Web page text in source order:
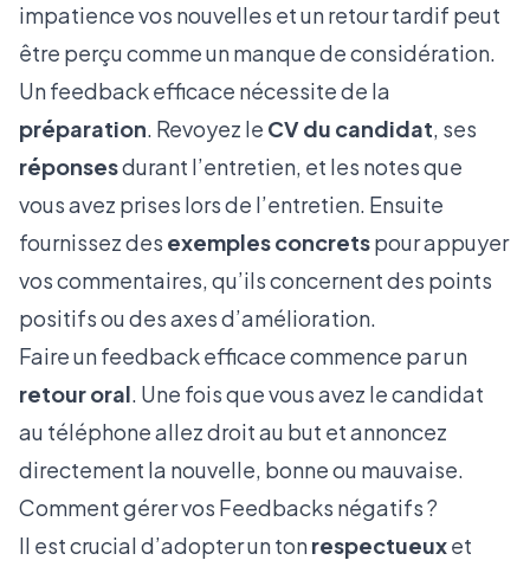
impatience vos nouvelles et un retour tardif peut
être perçu comme un manque de considération.
Un feedback efficace nécessite de la
préparation. Revoyez le CV du candidat, ses
réponsesdurant l’entretien, et les notes que
vous avez prises lors de l’entretien. Ensuite
fournissez des exemples concretspour appuyer
vos commentaires, qu’ils concernent des points
positifs ou des axes d’amélioration.
Faire un feedback efficace commence par un
retour oral. Une fois que vous avez le candidat
au téléphone allez droit au but et annoncez
directement la nouvelle, bonne ou mauvaise.
Comment gérer vos Feedbacks négatifs ?
Il est crucial d’adopter un tonrespectueuxet